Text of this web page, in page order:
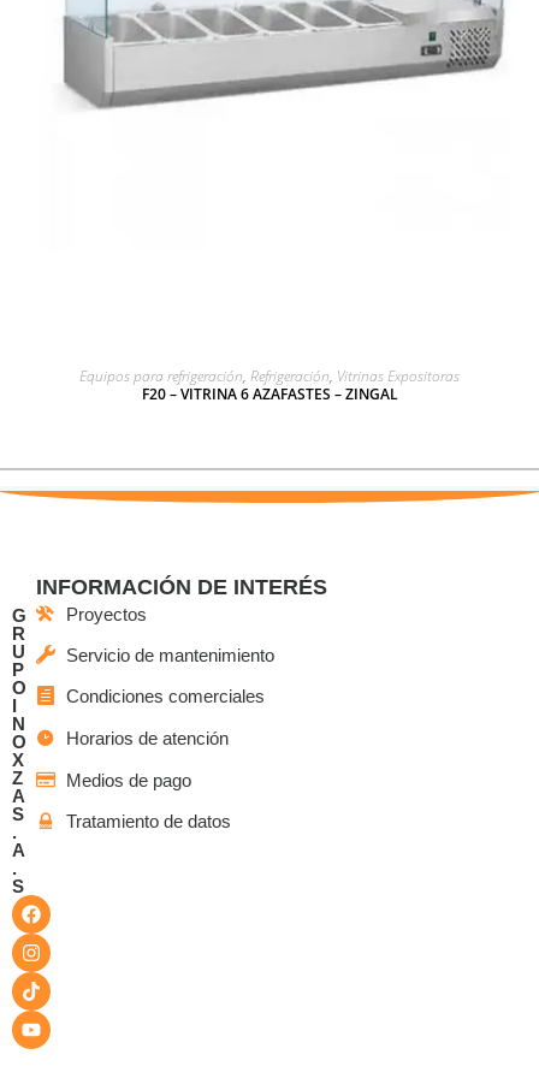
LEER MÁS
Equipos para refrigeración, Refrigeración, Vitrinas Expositoras
F20 – VITRINA 6 AZAFASTES – ZINGAL
G
R
U
P
O
I
N
O
X
Z
A
S
.
A
.
S
INFORMACIÓN DE INTERÉS
Proyectos
Servicio de mantenimiento
Condiciones comerciales
Horarios de atención
Medios de pago
Tratamiento de datos